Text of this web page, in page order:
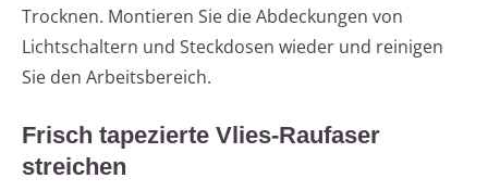
Trocknen. Montieren Sie die Abdeckungen von
Lichtschaltern und Steckdosen wieder und reinigen
Sie den Arbeitsbereich.
Frisch tapezierte Vlies-Raufaser
streichen